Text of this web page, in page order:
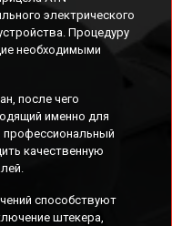
электрического
Процедуру
необходимыми
после чего
именно для
профессиональный
качественную
способствуют
штекера,